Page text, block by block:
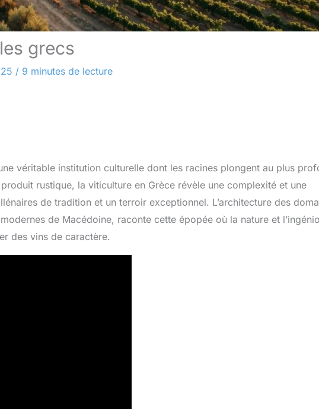
grecs
/ 9 minutes de lecture
véritable institution culturelle dont les racines plongent au plus
rustique, la viticulture en Grèce révèle une complexité et une
de tradition et un terroir exceptionnel. L’architecture des
de Macédoine, raconte cette épopée où la nature et
des vins de caractère.